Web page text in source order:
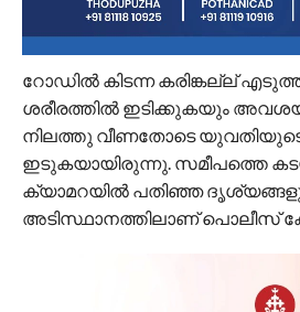
റോഡിൽ കിടന്ന കരിങ്കല്ല്
ശരീരത്തിൽ ഇടിക്കുകയും
നിലത്തു വീണതോടെ
ഇടുകയായിരുന്നു. സമീപത്തെ
ക്യാമറയിൽ പതിഞ്ഞ
അടിസ്ഥാനത്തിലാണ് പൊലീസ്